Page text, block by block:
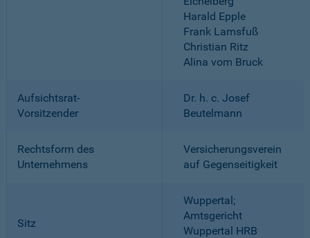
Harald Epple
Frank Lamsfuß
Christian Ritz
Alina vom Bruck
Aufsichtsrat-
Vorsitzender
Dr. h. c. Josef
Beutelmann
Rechtsform des
Unternehmens
Versicherungsverein
auf Gegenseitigkeit
Sitz
Wuppertal;
Amtsgericht
Wuppertal HRB